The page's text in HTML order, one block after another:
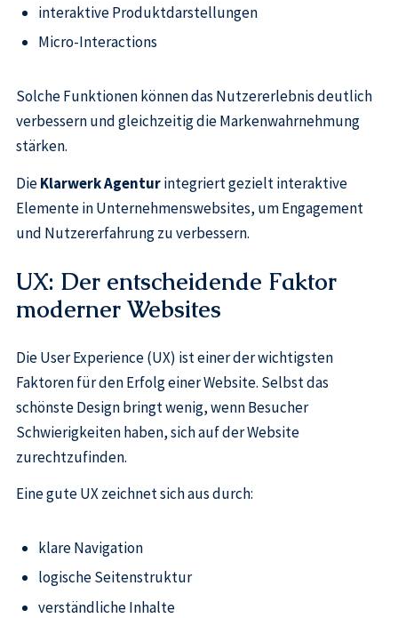
interaktive Produktdarstellungen
Micro-Interactions
Solche Funktionen können das Nutzererlebnis deutlich
verbessern und gleichzeitig die Markenwahrnehmung
stärken.
DieKlarwerk Agenturintegriert gezielt interaktive
Elemente in Unternehmenswebsites, um Engagement
und Nutzererfahrung zu verbessern.
UX: Der entscheidende Faktor
moderner Websites
Die User Experience (UX) ist einer der wichtigsten
Faktoren für den Erfolg einer Website. Selbst das
schönste Design bringt wenig, wenn Besucher
Schwierigkeiten haben, sich auf der Website
zurechtzufinden.
Eine gute UX zeichnet sich aus durch:
klare Navigation
logische Seitenstruktur
verständliche Inhalte